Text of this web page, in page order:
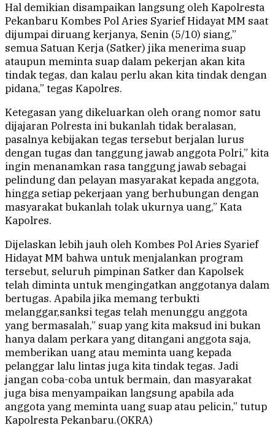
Hal demikian disampaikan langsung oleh Kapolresta
Pekanbaru Kombes Pol Aries Syarief Hidayat MM saat
dijumpai diruang kerjanya, Senin (5/10) siang,”
semua Satuan Kerja (Satker) jika menerima suap
ataupun meminta suap dalam pekerjan akan kita
tindak tegas, dan kalau perlu akan kita tindak dengan
pidana,” tegas Kapolres.
Ketegasan yang dikeluarkan oleh orang nomor satu
dijajaran Polresta ini bukanlah tidak beralasan,
pasalnya kebijakan tegas tersebut berjalan lurus
dengan tugas dan tanggung jawab anggota Polri,” kita
ingin menanamkan rasa tanggung jawab sebagai
pelindung dan pelayan masyarakat kepada anggota,
hingga setiap pekerjaan yang berhubungan dengan
masyarakat bukanlah tolak ukurnya uang,” Kata
Kapolres.
Dijelaskan lebih jauh oleh Kombes Pol Aries Syarief
Hidayat MM bahwa untuk menjalankan program
tersebut, seluruh pimpinan Satker dan Kapolsek
telah diminta untuk mengingatkan anggotanya dalam
bertugas. Apabila jika memang terbukti
melanggar,sanksi tegas telah menunggu anggota
yang bermasalah,” suap yang kita maksud ini bukan
hanya dalam perkara yang ditangani anggota saja,
memberikan uang atau meminta uang kepada
pelanggar lalu lintas juga kita tindak tegas. Jadi
jangan coba-coba untuk bermain, dan masyarakat
juga bisa menyampaikan langsung apabila ada
anggota yang meminta uang suap atau pelicin,” tutup
Kapolresta Pekanbaru.(OKRA)